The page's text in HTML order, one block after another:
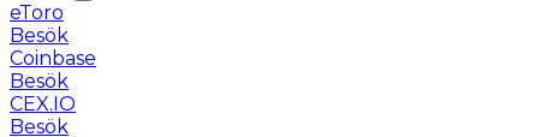
eToro
Besök
Coinbase
Besök
CEX.IO
Besök